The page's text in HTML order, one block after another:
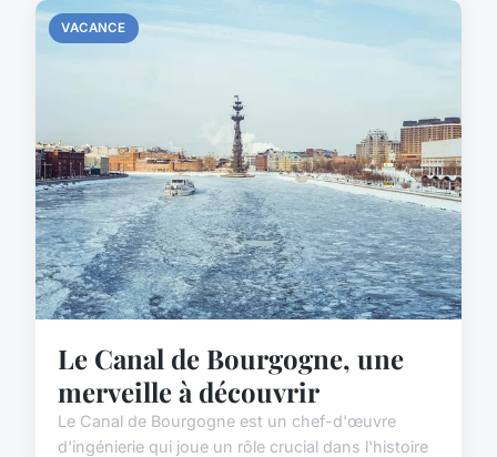
VACANCE
Le Canal de Bourgogne, une
merveille à découvrir
Le Canal de Bourgogne est un chef-d'œuvre
d'ingénierie qui joue un rôle crucial dans l'histoire